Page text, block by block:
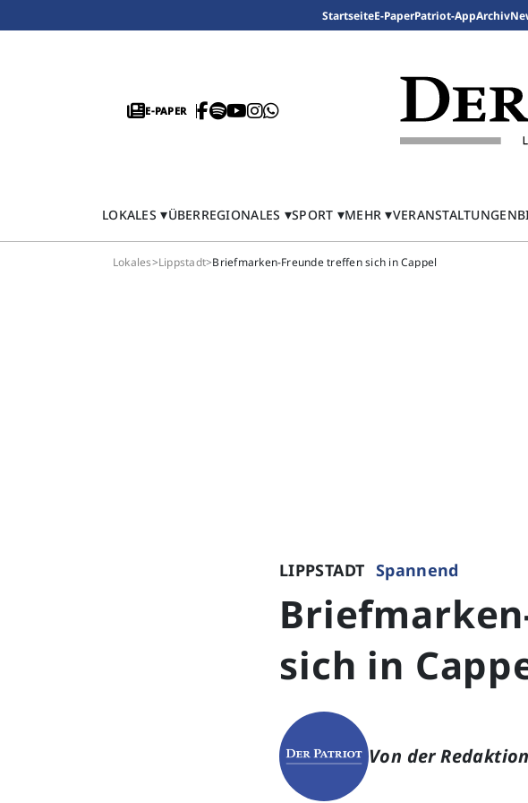
StartseiteE-PaperPatriot-AppArchiv
E-PAPER
LOKALES ÜBERREGIONALES SPORT MEHR VERANSTALTUNGEN
Lokales>Lippstadt>Briefmarken-Freunde treffen sich in Cappel
LIPPSTADT Spannend
sich in
Von der Redaktion